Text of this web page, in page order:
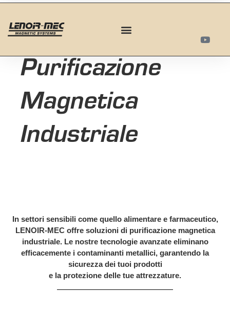
Homepage>
Purificazione
Magnetica
Industriale
In settori sensibili come quello alimentare e farmaceutico,
LENOIR-MEC offre soluzioni di purificazione magnetica
industriale. Le nostre tecnologie avanzate eliminano
efficacemente i contaminanti metallici, garantendo la
sicurezza dei tuoi prodotti
e la protezione delle tue attrezzature.